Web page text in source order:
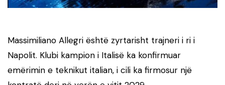
Massimiliano Allegri është zyrtarisht trajneri i ri i
Napolit. Klubi kampion i Italisë ka konfirmuar
emërimin e teknikut italian, i cili ka firmosur një